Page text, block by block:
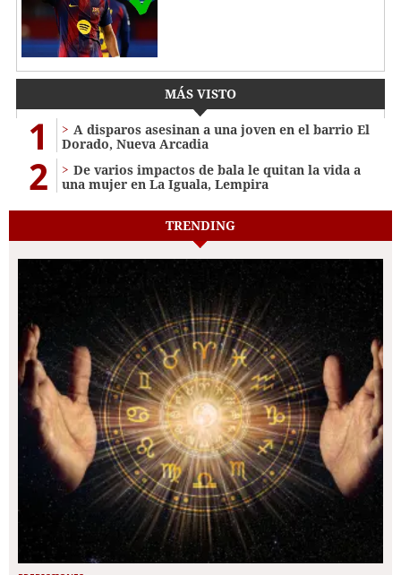
MÁS VISTO
1
A disparos asesinan a una joven en el barrio El
Dorado, Nueva Arcadia
2
De varios impactos de bala le quitan la vida a
una mujer en La Iguala, Lempira
TRENDING